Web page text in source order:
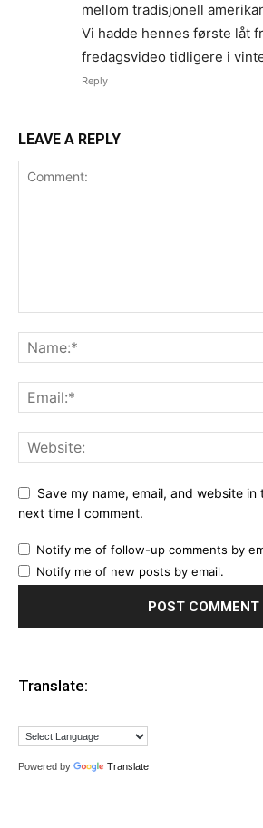
Og vi er hverken så strenge eller skumle
mellom tradisjonell
Vi hadde hennes første låt
fredagsvideo tidligere i
Reply
LEAVE A REPLY
Save my name, email, and website
next time I comment.
Notify me of follow-up comments by
Notify me of new posts by email.
Translate:
Powered by Translate